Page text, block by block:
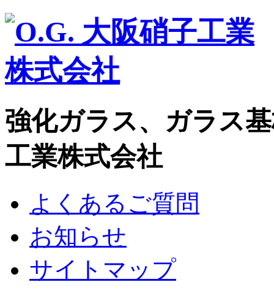
強化ガラス、ガラス
工業株式会社
よくあるご質問
お知らせ
サイトマップ